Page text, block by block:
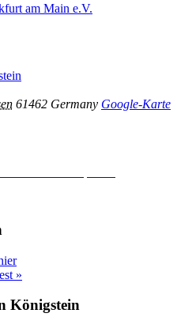
am Main e.V.
61462 Germany Google-Karte
»
Königstein